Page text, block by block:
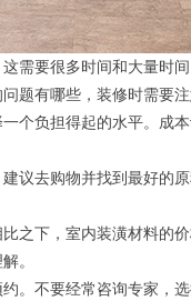
要很多时间和大量时
题有哪些，装修时需要
负担得起的水平。成本
去购物并找到最好的
下，室内装潢材料的
。
不要经常咨询专家，